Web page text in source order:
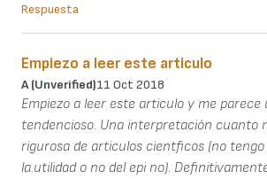
Respuesta
Empiezo a leer este articulo
A (unverified)11 Oct 2018
Empiezo a leer este articulo y me parece
tendencioso. Una interpretación cuanto
rigurosa de articulos cientficos (no tengo
la.utilidad o no del epi no).